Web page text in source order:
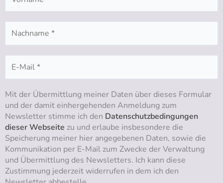
Mit der Übermittlung meiner Daten über dieses Formular
und der damit einhergehenden Anmeldung zum
Newsletter stimme ich den Datenschutzbedingungen
dieser Webseite zu und erlaube insbesondere die
Speicherung meiner hier angegebenen Daten, sowie die
Kommunikation per E-Mail zum Zwecke der Verwaltung
und Übermittlung des Newsletters. Ich kann diese
Zustimmung jederzeit widerrufen in dem ich den